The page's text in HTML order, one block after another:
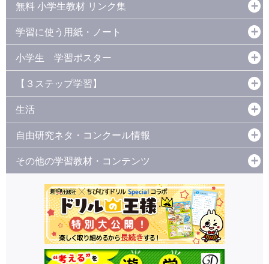
無料 小学生教材 リンク集
学習に使う用紙・ノート
小学生 学習ポスター
【３ステップ学習】
生活
自由研究ネタ・コンクール情報
その他の学習教材・コンテンツ